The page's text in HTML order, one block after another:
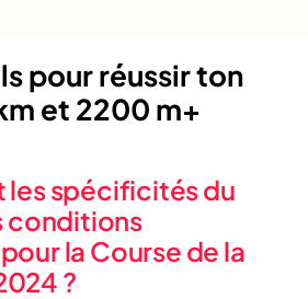
pour réussir ton
et 2200 m+
les spécificités du
conditions
la Course de la
?